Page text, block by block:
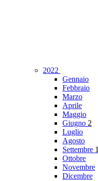
2022
Gennaio
Febbraio
Marzo
Aprile
Maggio
Giugno 2
Luglio
Agosto
Settembre 1
Ottobre
Novembre
Dicembre